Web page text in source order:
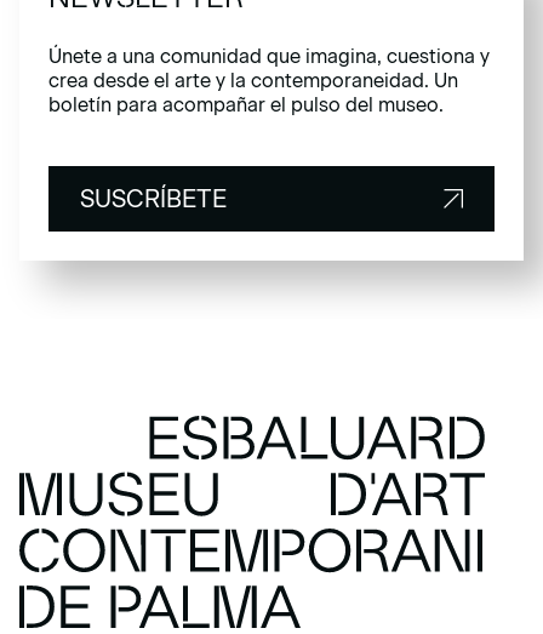
Únete a una comunidad que imagina, cuestiona y
crea desde el arte y la contemporaneidad. Un
boletín para acompañar el pulso del museo.
SUSCRÍBETE
SUSCRÍBETE